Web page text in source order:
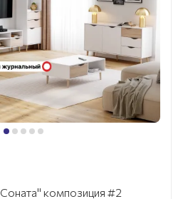
композиция #2